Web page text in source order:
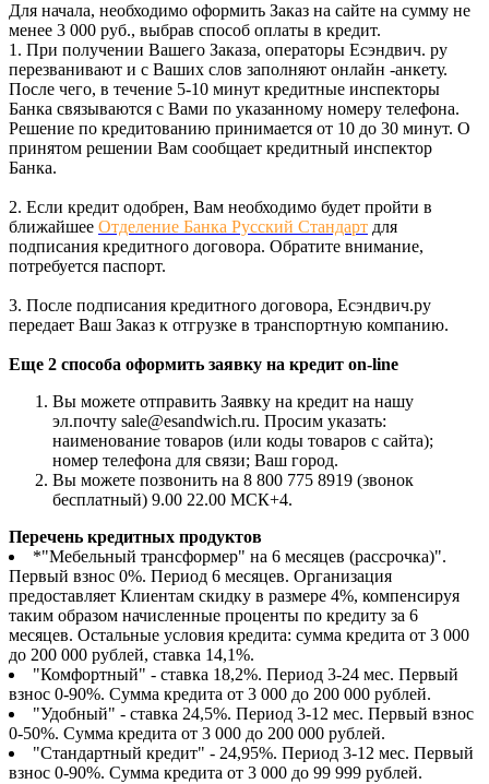
Для начала, необходимо оформить Заказ на сайте на сумму не
менее 3 000 руб., выбрав способ оплаты в кредит.
1. При получении Вашего Заказа, операторы Есэндвич. ру
перезванивают и с Ваших слов заполняют онлайн -анкету.
После чего, в течение 5-10 минут кредитные инспекторы
Банка связываются с Вами по указанному номеру телефона.
Решение по кредитованию принимается от 10 до 30 минут. О
принятом решении Вам сообщает кредитный инспектор
Банка.
2. Если кредит одобрен, Вам необходимо будет пройти в
ближайшее Отделение Банка Русский Стандарт для
подписания кредитного договора. Обратите внимание,
потребуется паспорт.
3. После подписания кредитного договора, Есэндвич.ру
передает Ваш Заказ к отгрузке в транспортную компанию.
Еще 2 способа оформить заявку на кредит on-line
Вы можете отправить Заявку на кредит на нашу
эл.почту sale@esandwich.ru. Просим указать:
наименование товаров (или коды товаров с сайта);
номер телефона для связи; Ваш город.
Вы можете позвонить на 8 800 775 8919 (звонок
бесплатный) 9.00 22.00 МСК+4.
Перечень кредитных продуктов
*"Мебельный трансформер" на 6 месяцев (рассрочка)".
Первый взнос 0%. Период 6 месяцев. Организация
предоставляет Клиентам скидку в размере 4%, компенсируя
таким образом начисленные проценты по кредиту за 6
месяцев. Остальные условия кредита: сумма кредита от 3 000
до 200 000 рублей, ставка 14,1%.
"Комфортный" - ставка 18,2%. Период 3-24 мес. Первый
взнос 0-90%. Сумма кредита от 3 000 до 200 000 рублей.
"Удобный" - ставка 24,5%. Период 3-12 мес. Первый взнос
0-50%. Сумма кредита от 3 000 до 200 000 рублей.
"Стандартный кредит" - 24,95%. Период 3-12 мес. Первый
взнос 0-90%. Сумма кредита от 3 000 до 99 999 рублей.